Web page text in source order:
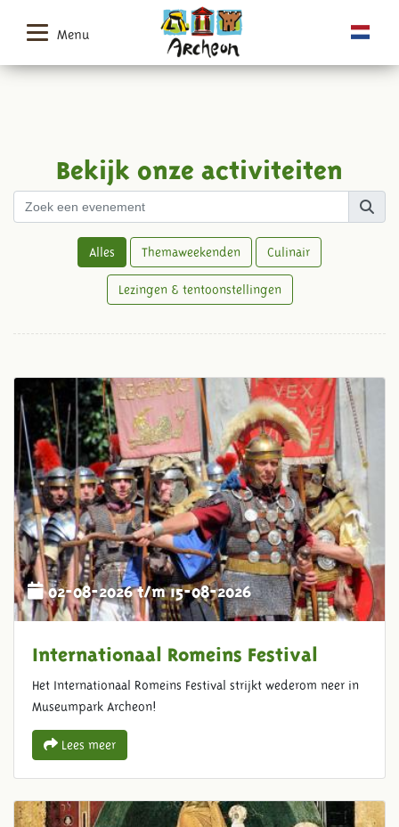
Menu
Bekijk onze activiteiten
Alles Themaweekenden Culinair
Lezingen & tentoonstellingen
02-08-2026 t/m 15-08-2026
Internationaal Romeins Festival
Het Internationaal Romeins Festival strijkt wederom neer in
Museumpark Archeon!
Lees meer